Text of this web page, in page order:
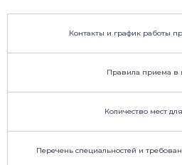
Контакты и график работы
Правила приема в
Количество мест
Перечень специальностей и